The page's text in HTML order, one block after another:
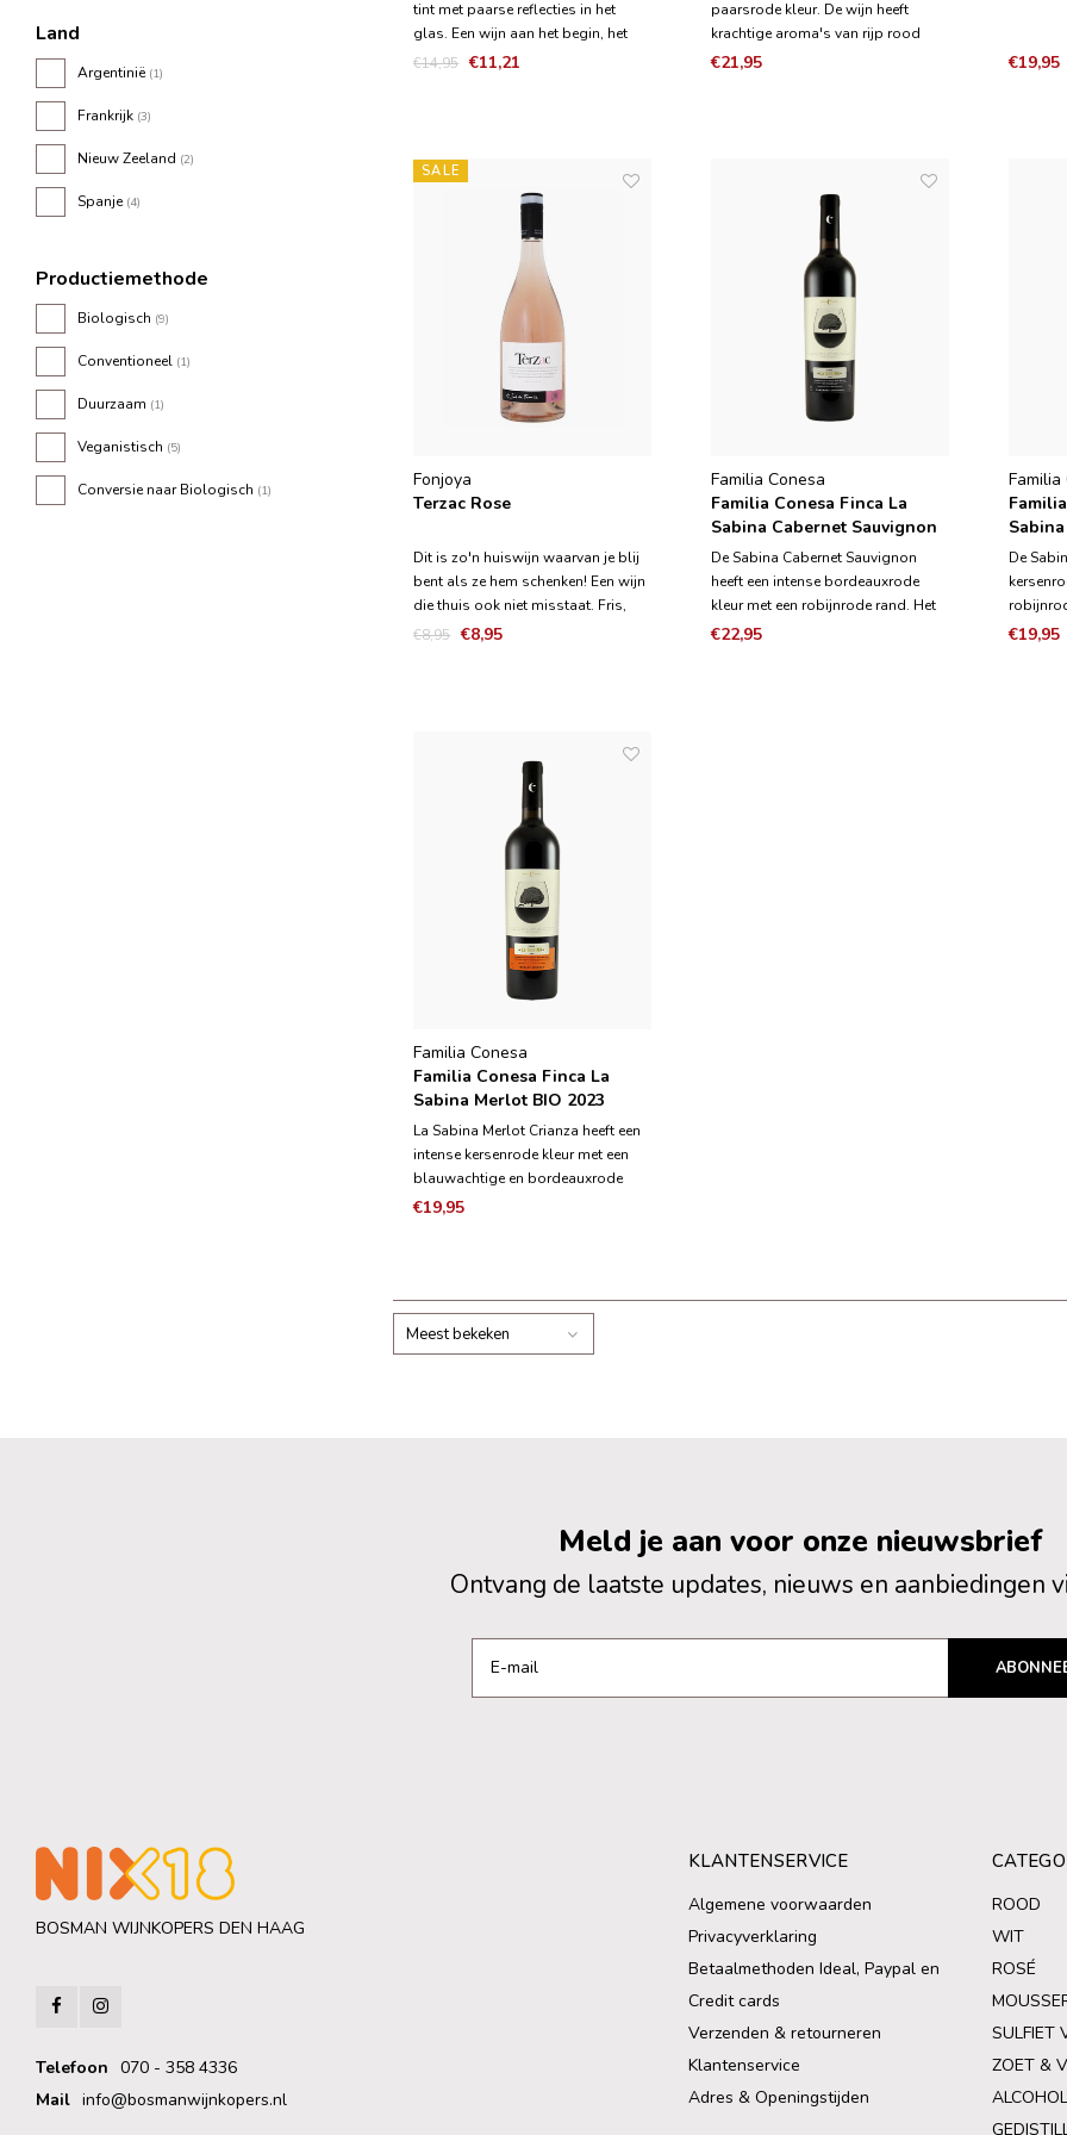
Land
Argentinië (1)
Frankrijk (3)
Nieuw Zeeland (2)
Spanje (4)
Productiemethode
Biologisch (9)
Conventioneel (1)
Duurzaam (1)
Veganistisch (5)
Conversie naar Biologisch (1)
tint met paarse reflecties in het
glas. Een wijn aan het begin, het
allereerste begin van evolutie. Het
€14,95 €11,21
paarsrode kleur. De wijn heeft
krachtige aroma's van rijp rood
fruit, zoals framboos, aardbei en
€21,95 €19,95
SALE
Fonjoya
Terzac Rose
Dit is zo'n huiswijn waarvan je blij
bent als ze hem schenken! Een wijn
die thuis ook niet misstaat. Fris,
fruitig en doordrinkbaar. Dit is een
€8,95 €8,95
Familia Conesa
Familia Conesa Finca La
Sabina Cabernet Sauvignon
Gran Reserva Bio 2016
De Sabina Cabernet Sauvignon
heeft een intense bordeauxrode
kleur met een robijnrode rand. Het
heeft complexe aroma's met zeer
€22,95
Familia
De
€19,95
Familia Conesa
Familia Conesa Finca La
Sabina Merlot BIO 2023
La Sabina Merlot Crianza heeft een
intense kersenrode kleur met een
blauwachtige en bordeauxrode
reflecties op de rand, kenmerkend
aromatische intensiteit
€19,95
Meest bekeken
Meld je aan voor onze nieuwsbrief
Ontvang de laatste updates, nieuws en aanbiedingen
BOSMAN WIJNKOPERS DEN HAAG
Telefoon 070 - 358 4336
Mail info@bosmanwijnkopers.nl
KLANTENSERVICE
Algemene voorwaarden
Privacyverklaring
Betaalmethoden Ideal, Paypal en
Credit cards
Verzenden & retourneren
Klantenservice
Adres & Openingstijden
ROOD
WIT
ROSÉ
SULFIET
ZOET &